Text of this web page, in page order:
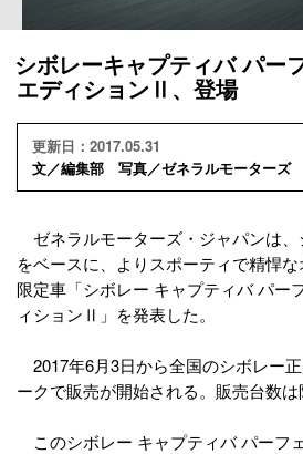
シボレーキャプティバ パー
エディションⅡ、登場
更新日：2017.05.31
文／編集部 写真／ゼネラルモーターズ
ゼネラルモーターズ・ジャパンは
をベースに、よりスポーティで精悍
限定車「シボレー キャプティバ パー
ィションⅡ」を発表した。
2017年6月3日から全国のシボレー
ークで販売が開始される。販売台数は
このシボレー キャプティバ パーフ